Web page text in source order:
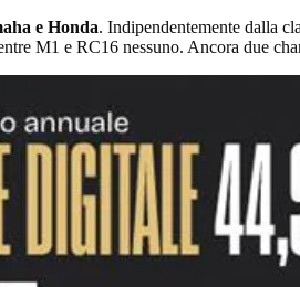
e Honda. Indipendentemente dalla
M1 e RC16 nessuno. Ancora due